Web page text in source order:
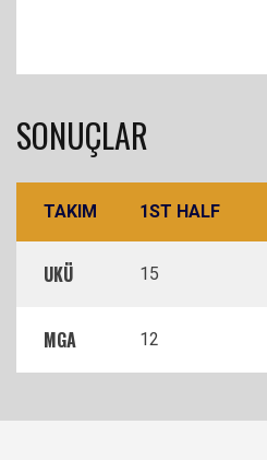
SONUÇLAR
TAKIM 1ST HALF
UKÜ 15
MGA 12